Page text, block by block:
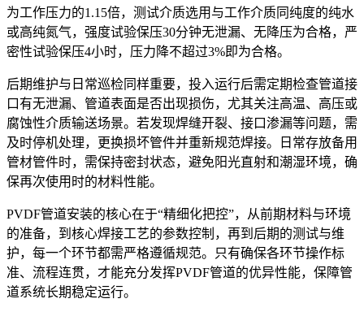
为工作压力的1.15倍，测试介质选用与工作介质同纯度的纯水
或高纯氮气，强度试验保压30分钟无泄漏、无降压为合格，严
密性试验保压4小时，压力降不超过3%即为合格。
后期维护与日常巡检同样重要，投入运行后需定期检查管道接
口有无泄漏、管道表面是否出现损伤，尤其关注高温、高压或
腐蚀性介质输送场景。若发现焊缝开裂、接口渗漏等问题，需
及时停机处理，更换损坏管件并重新规范焊接。日常存放备用
管材管件时，需保持密封状态，避免阳光直射和潮湿环境，确
保再次使用时的材料性能。
PVDF管道安装的核心在于“精细化把控”，从前期材料与环境
的准备，到核心焊接工艺的参数控制，再到后期的测试与维
护，每一个环节都需严格遵循规范。只有确保各环节操作标
准、流程连贯，才能充分发挥PVDF管道的优异性能，保障管
道系统长期稳定运行。